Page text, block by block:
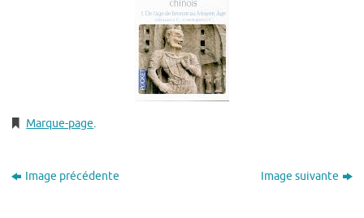
Marque-page.
Image précédente Image suivante